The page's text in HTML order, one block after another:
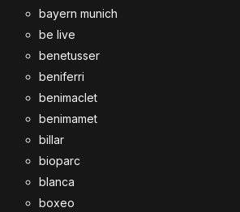
bayern munich
be live
benetusser
beniferri
benimaclet
benimamet
billar
bioparc
blanca
boxeo